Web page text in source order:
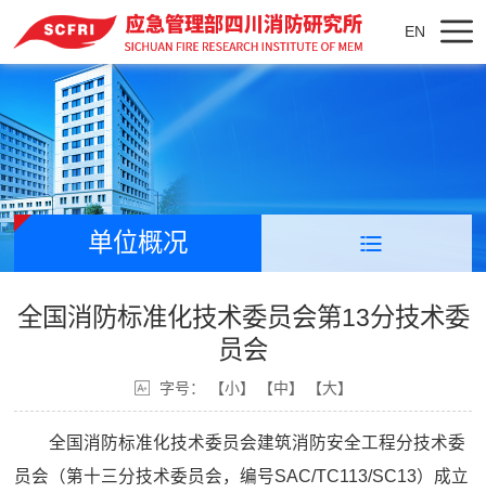
EN
单位概况
全国消防标准化技术委员会第13分技术委
员会
字号： 【小】 【中】 【大】
全国消防标准化技术委员会建筑消防安全工程分技术委
员会（第十三分技术委员会，编号SAC/TC113/SC13）成立